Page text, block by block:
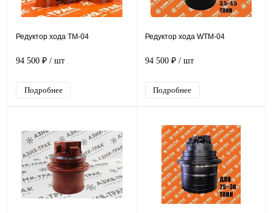
Редуктор хода TM-04
94 500 ₽ / шт
Подробнее
Редуктор хода WTM-04
94 500 ₽/ шт
Подробнее